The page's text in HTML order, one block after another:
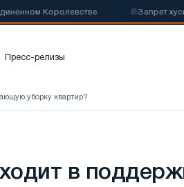
Королевстве Запрет хуситов
Пресс-релизы
уборку квартир?
в